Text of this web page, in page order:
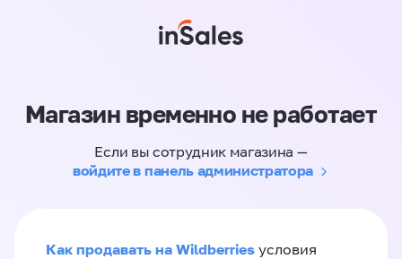
Магазин временно не работает
Если вы сотрудник магазина —
войдите в панель администратора
Как продавать на Wildberries условия